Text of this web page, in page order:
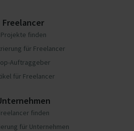
Freelancer
Projekte finden
für Freelancer
Auftraggeber
für Freelancer
finden
für Unternehmen